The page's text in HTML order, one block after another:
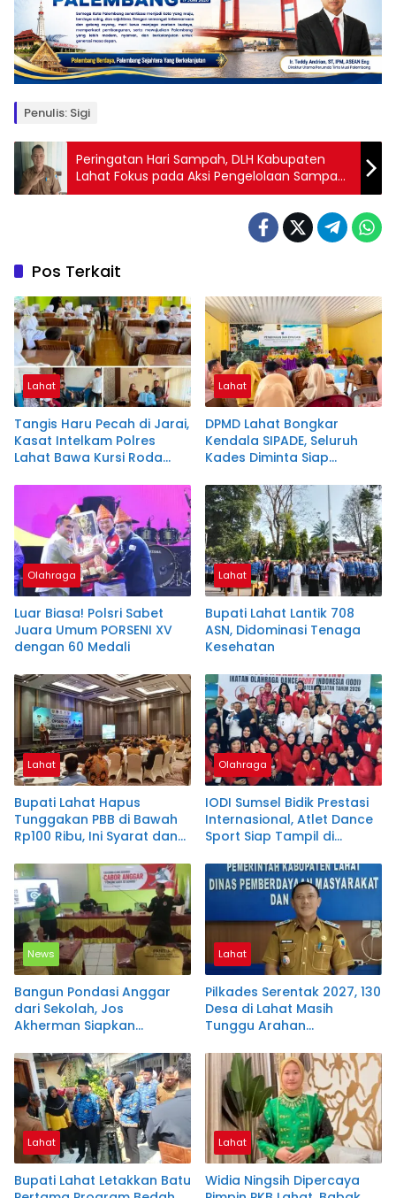
Penulis: Sigi
Peringatan Hari Sampah, DLH Kabupaten
Lahat Fokus pada Aksi Pengelolaan Sampah
di Sekolah, Pasar dan Tempat Umum
Pos Terkait
Lahat
Tangis Haru Pecah di Jarai,
Kasat Intelkam Polres
Lahat Bawa Kursi Roda
Lahat
DPMD Lahat Bongkar
Kendala SIPADE, Seluruh
Kades Diminta Siap
Olahraga
Luar Biasa! Polsri Sabet
Juara Umum PORSENI XV
dengan 60 Medali
Lahat
Bupati Lahat Lantik 708
ASN, Didominasi Tenaga
Kesehatan
Lahat
Bupati Lahat Hapus
Tunggakan PBB di Bawah
Rp100 Ribu, Ini Syarat dan
Olahraga
IODI Sumsel Bidik Prestasi
Internasional, Atlet Dance
Sport Siap Tampil di
News
Bangun Pondasi Anggar
dari Sekolah, Jos
Akherman Siapkan
Selatan Menuju Porprov
2027
Lahat
Pilkades Serentak 2027, 130
Desa di Lahat Masih
Tunggu Arahan
Lahat
Bupati Lahat Letakkan Batu
Lahat
Widia Ningsih Dipercaya